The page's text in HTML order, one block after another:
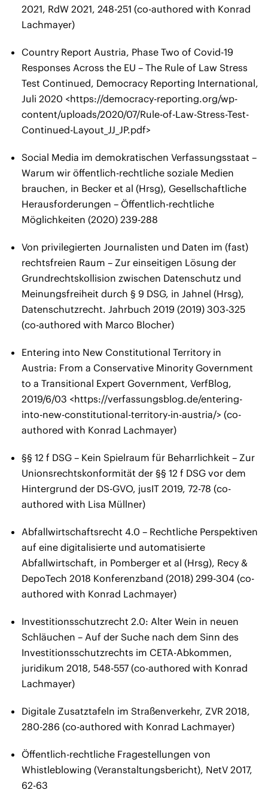
2021, RdW 2021, 248-251 (co-authored with Konrad
Lachmayer)
Country Report Austria, Phase Two of Covid-19
Responses Across the EU – The Rule of Law Stress
Test Continued, Democracy Reporting International,
Juli 2020 <https://democracy-reporting.org/wp-
content/uploads/2020/07/Rule-of-Law-Stress-Test-
Continued-Layout_JJ_JP.pdf>
Social Media im demokratischen Verfassungsstaat –
Warum wir öffentlich-rechtliche soziale Medien
brauchen, in Becker et al (Hrsg), Gesellschaftliche
Herausforderungen – Öffentlich-rechtliche
Möglichkeiten (2020) 239-288
Von privilegierten Journalisten und Daten im (fast)
rechtsfreien Raum – Zur einseitigen Lösung der
Grundrechtskollision zwischen Datenschutz und
Meinungsfreiheit durch § 9 DSG, in Jahnel (Hrsg),
Datenschutzrecht. Jahrbuch 2019 (2019) 303-325
(co-authored with Marco Blocher)
Entering into New Constitutional Territory in
Austria: From a Conservative Minority Government
to a Transitional Expert Government, VerfBlog,
2019/6/03 <https://verfassungsblog.de/entering-
into-new-constitutional-territory-in-austria/> (co-
authored with Konrad Lachmayer)
§§ 12 f DSG – Kein Spielraum für Beharrlichkeit – Zur
Unionsrechtskonformität der §§ 12 f DSG vor dem
Hintergrund der DS-GVO, jusIT 2019, 72-78 (co-
authored with Lisa Müllner)
Abfallwirtschaftsrecht 4.0 – Rechtliche Perspektiven
auf eine digitalisierte und automatisierte
Abfallwirtschaft, in Pomberger et al (Hrsg), Recy &
DepoTech 2018 Konferenzband (2018) 299-304 (co-
authored with Konrad Lachmayer)
Investitionsschutzrecht 2.0: Alter Wein in neuen
Schläuchen – Auf der Suche nach dem Sinn des
Investitionsschutzrechts im CETA-Abkommen,
juridikum 2018, 548-557 (co-authored with Konrad
Lachmayer)
Digitale Zusatztafeln im Straßenverkehr, ZVR 2018,
280-286 (co-authored with Konrad Lachmayer)
Öffentlich-rechtliche Fragestellungen von
Whistleblowing (Veranstaltungsbericht), NetV 2017,
62-63